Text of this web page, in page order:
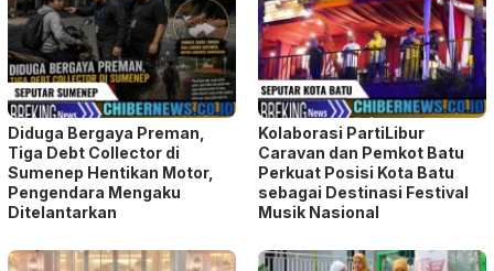
Diduga Bergaya Preman,
Tiga Debt Collector di
Sumenep Hentikan Motor,
Pengendara Mengaku
Ditelantarkan
Kolaborasi PartiLibur
Caravan dan Pemkot Batu
Perkuat Posisi Kota Batu
sebagai Destinasi Festival
Musik Nasional